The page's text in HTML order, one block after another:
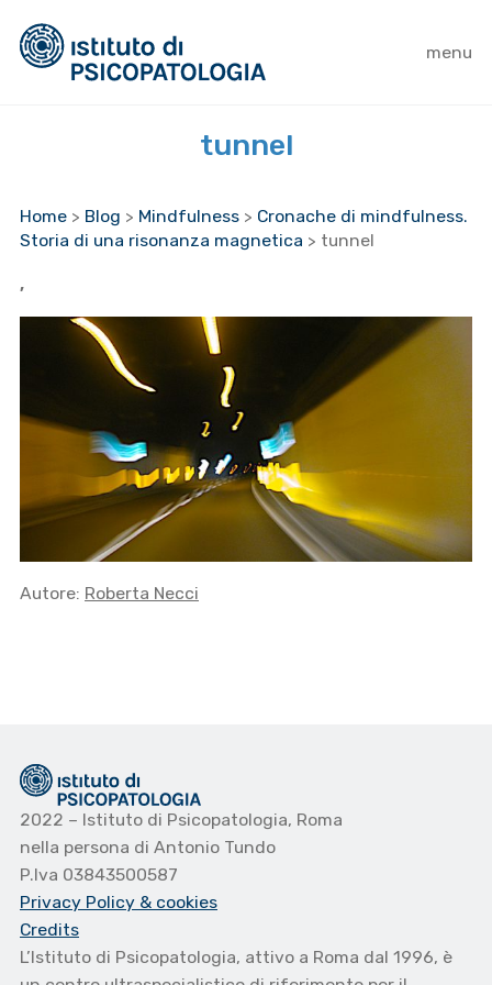
menu
tunnel
Home > Blog > Mindfulness > Cronache di mindfulness.
Storia di una risonanza magnetica > tunnel
,
Autore: Roberta Necci
2022 – Istituto di Psicopatologia, Roma
nella persona di Antonio Tundo
P.Iva 03843500587
Privacy Policy & cookies
Credits
L’Istituto di Psicopatologia, attivo a Roma dal 1996, è